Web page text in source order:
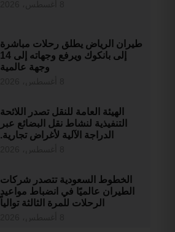
طيران الرياض يطلق رحلات مباشرة
إلى بانكوك ويرفع وجهاته إلى 14
وجهة عالمية
الهيئة العامة للنقل تصدر اللائحة
التنفيذية لنشاط نقل البضائع عبر
الدراجة الآلية لأغراض تجارية.
الخطوط السعودية تتصدر شركات
الطيران عالميًا في انضباط مواعيد
الرحلات للمرة الثالثة توالياً